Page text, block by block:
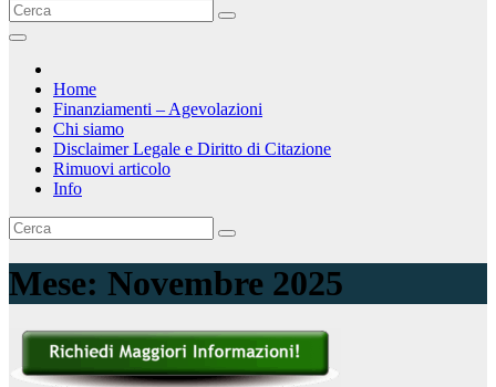
Home
Finanziamenti – Agevolazioni
Chi siamo
Disclaimer Legale e Diritto di Citazione
Rimuovi articolo
Info
Mese: Novembre 2025